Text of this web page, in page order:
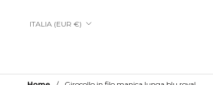
Paese/Area
ITALIA (EUR €)